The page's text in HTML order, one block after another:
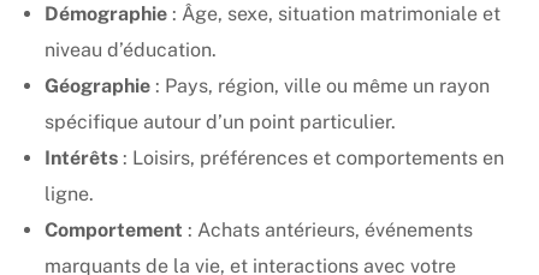
Démographie : Âge, sexe, situation matrimoniale et
niveau d’éducation.
Géographie : Pays, région, ville ou même un rayon
spécifique autour d’un point particulier.
Intérêts : Loisirs, préférences et comportements en
ligne.
Comportement : Achats antérieurs, événements
marquants de la vie, et interactions avec votre